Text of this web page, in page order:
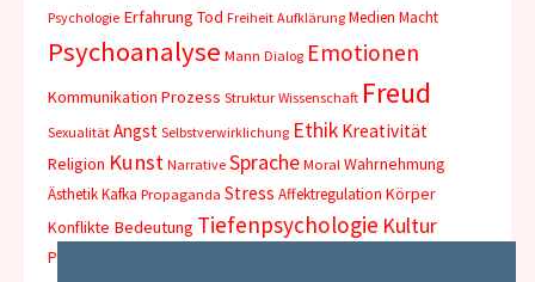
Psychologie Erfahrung Tod Freiheit Aufklärung Medien Macht
Psychoanalyse Mann Dialog Emotionen
Kommunikation Prozess Struktur Wissenschaft Freud
Sexualität Angst Selbstverwirklichung Ethik Kreativität
Religion Kunst Narrative Sprache Moral Wahrnehmung
ÄsthetikKafka Propaganda Stress Affektregulation Körper
Konflikte Bedeutung Tiefenpsychologie Kultur
Philosophie